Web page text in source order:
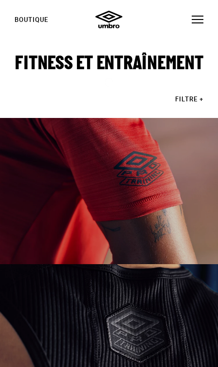
BOUTIQUE
FITNESS ET ENTRAÎNEMENT
FILTRE +
HISTOIRES
PRO TRAINING HOMMES